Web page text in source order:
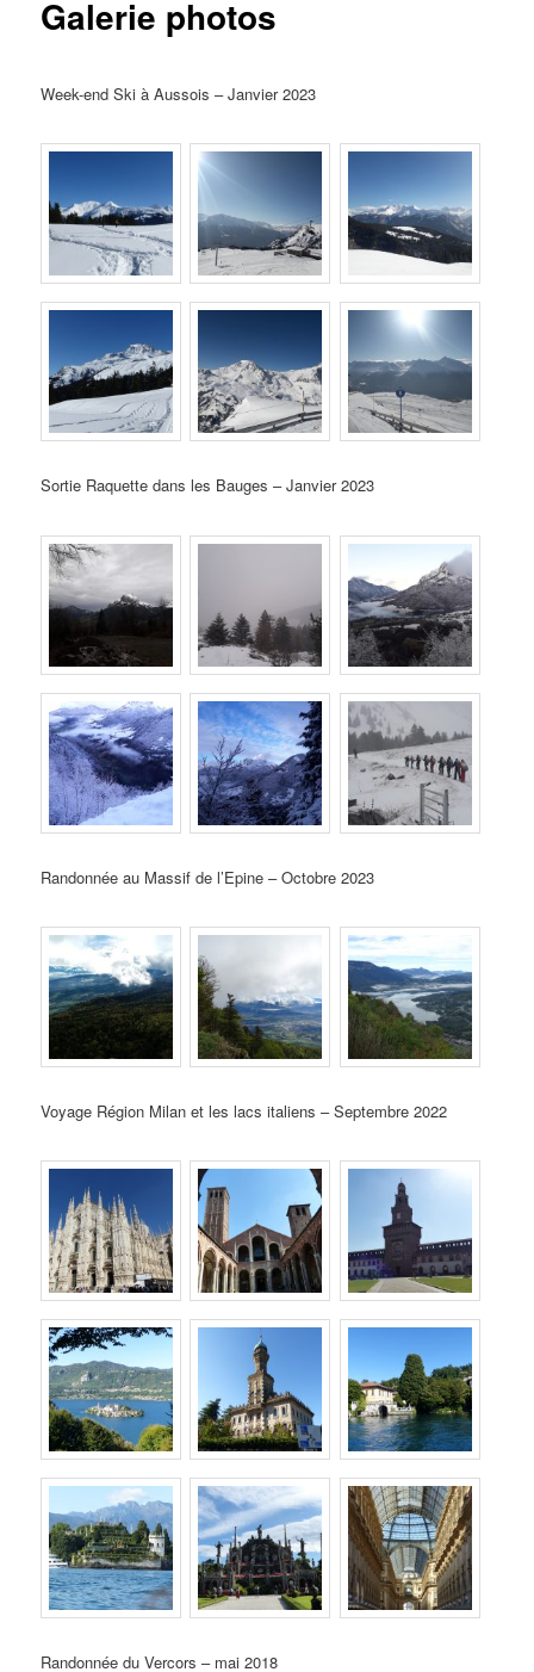
Galerie photos
Week-end Ski à Aussois – Janvier 2023
Sortie Raquette dans les Bauges – Janvier 2023
Randonnée au Massif de l’Epine – Octobre 2023
Voyage Région Milan et les lacs italiens – Septembre 2022
Randonnée du Vercors – mai 2018